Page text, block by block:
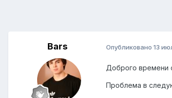
Bars Опубликовано 13
Доброго времени
Проблема в